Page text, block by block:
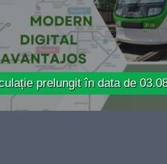
în data de 03.08.2026